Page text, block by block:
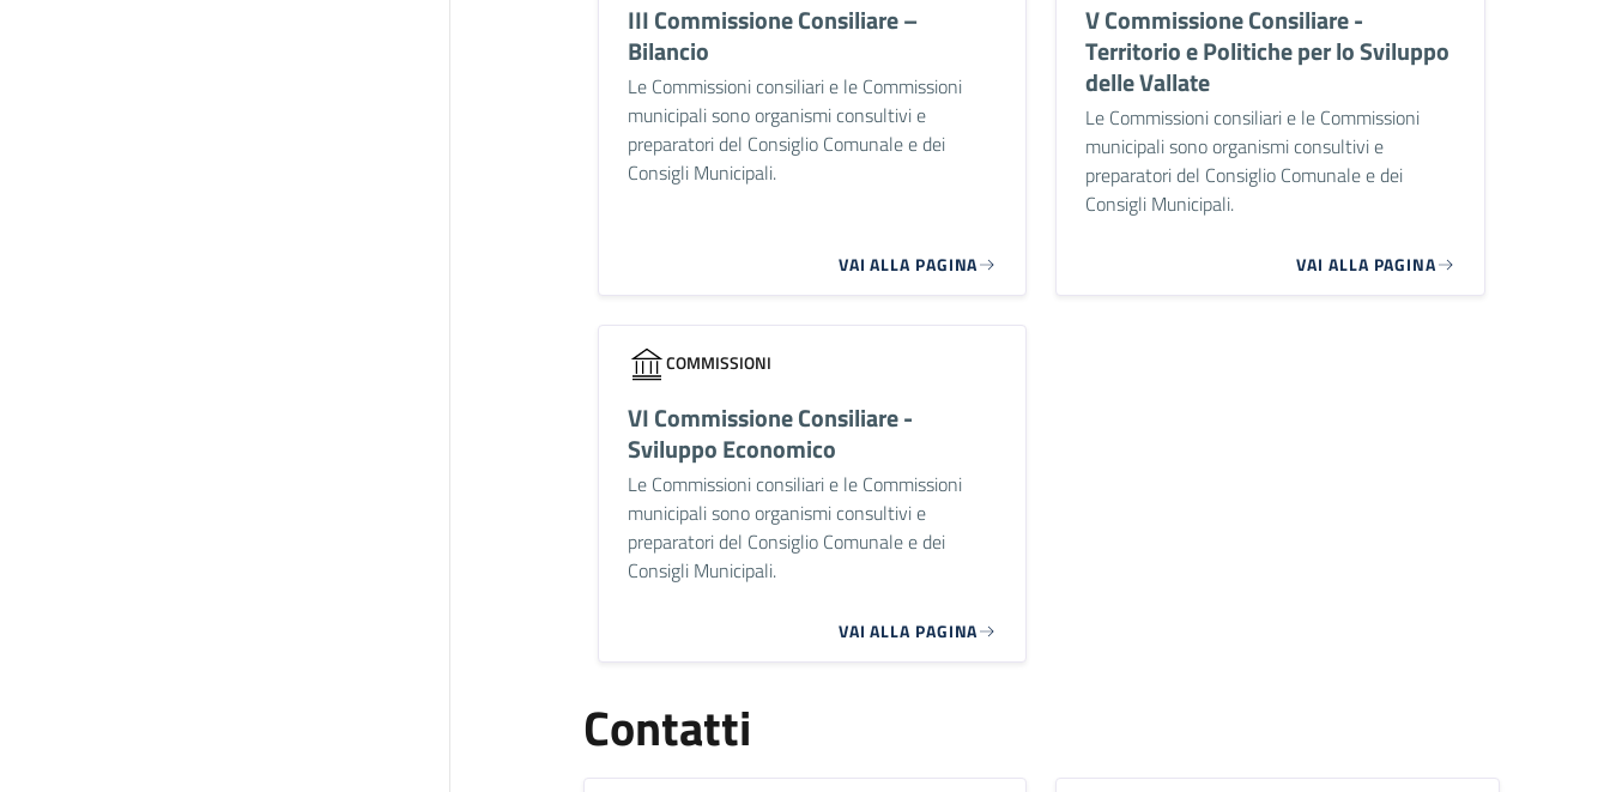
III Commissione Consiliare –
Bilancio
Le Commissioni consiliari e le Commissioni
municipali sono organismi consultivi e
preparatori del Consiglio Comunale e dei
Consigli Municipali.
VAI ALLA PAGINA
V Commissione Consiliare -
Territorio e Politiche per lo Sviluppo
delle Vallate
Le Commissioni consiliari e le Commissioni
municipali sono organismi consultivi e
preparatori del Consiglio Comunale e dei
Consigli Municipali.
VAI ALLA PAGINA
COMMISSIONI
VI Commissione Consiliare -
Sviluppo Economico
Le Commissioni consiliari e le Commissioni
municipali sono organismi consultivi e
preparatori del Consiglio Comunale e dei
Consigli Municipali.
VAI ALLA PAGINA
Contatti